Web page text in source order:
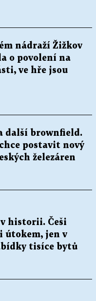
nádraží Žižkov
o povolení na
ve hře jsou
další brownfield.
postavit nový
železáren
historii. Češi
útokem, jen v
tisíce bytů